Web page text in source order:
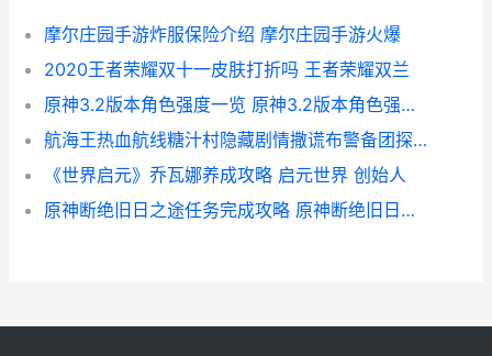
摩尔庄园手游炸服保险介绍 摩尔庄园手游火爆
2020王者荣耀双十一皮肤打折吗 王者荣耀双兰
原神3.2版本角色强度一览 原神3.2版本角色强度排行
航海王热血航线糖汁村隐藏剧情撒谎布警备团探索攻略 航海王热血航线最新兑换码
《世界启元》乔瓦娜养成攻略 启元世界 创始人
原神断绝旧日之途任务完成攻略 原神断绝旧日之途继续追踪